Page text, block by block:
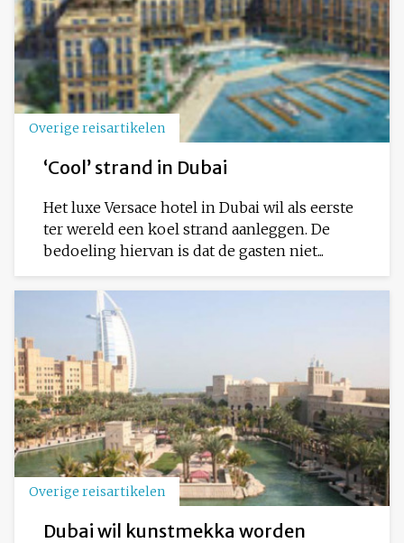
Overige reisartikelen
‘Cool’ strand in Dubai
Het luxe Versace hotel in Dubai wil als eerste
ter wereld een koel strand aanleggen. De
bedoeling hiervan is dat de gasten niet...
Overige reisartikelen
Dubai wil kunstmekka worden